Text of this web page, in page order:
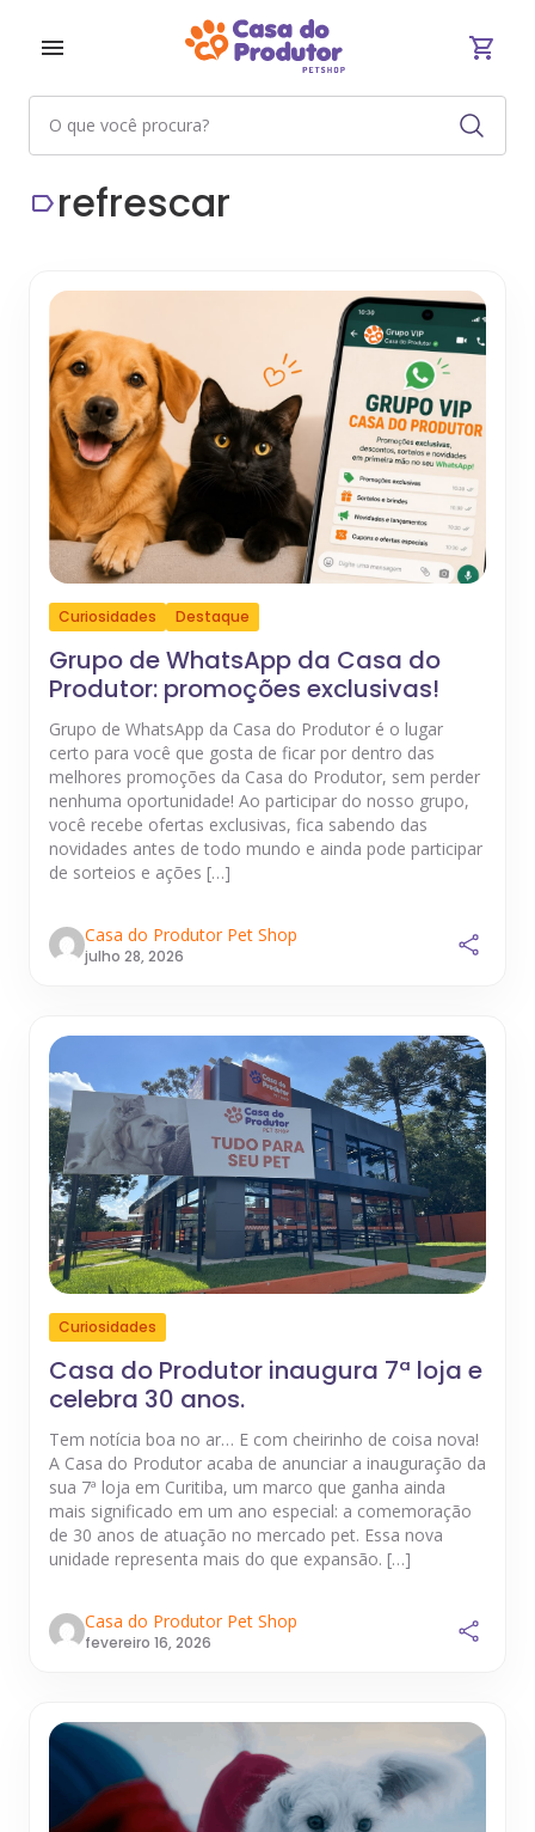
refrescar
Curiosidades Destaque
Grupo de WhatsApp da Casa do
Produtor: promoções exclusivas!
Grupo de WhatsApp da Casa do Produtor é o lugar
certo para você que gosta de ficar por dentro das
melhores promoções da Casa do Produtor, sem perder
nenhuma oportunidade! Ao participar do nosso grupo,
você recebe ofertas exclusivas, fica sabendo das
novidades antes de todo mundo e ainda pode participar
de sorteios e ações […]
Casa do Produtor Pet Shop
julho 28, 2026
Curiosidades
Casa do Produtor inaugura 7ª loja e
celebra 30 anos.
Tem notícia boa no ar… E com cheirinho de coisa nova!
A Casa do Produtor acaba de anunciar a inauguração da
sua 7ª loja em Curitiba, um marco que ganha ainda
mais significado em um ano especial: a comemoração
de 30 anos de atuação no mercado pet. Essa nova
unidade representa mais do que expansão. […]
Casa do Produtor Pet Shop
fevereiro 16, 2026